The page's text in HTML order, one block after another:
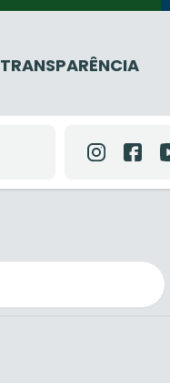
TRANSPARÊNCIA